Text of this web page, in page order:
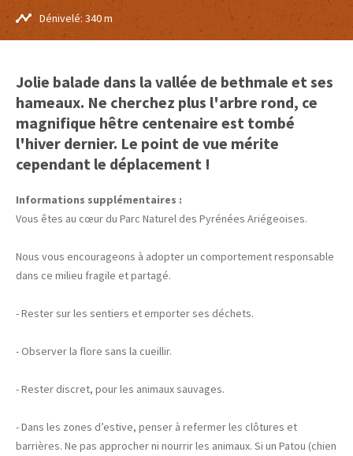
Dénivelé: 340 m
Jolie balade dans la vallée de bethmale et ses
hameaux. Ne cherchez plus l'arbre rond, ce
magnifique hêtre centenaire est tombé
l'hiver dernier. Le point de vue mérite
cependant le déplacement !
Informations supplémentaires :
Vous êtes au cœur du Parc Naturel des Pyrénées Ariégeoises.
Nous vous encourageons à adopter un comportement responsable
dans ce milieu fragile et partagé.
- Rester sur les sentiers et emporter ses déchets.
- Observer la flore sans la cueillir.
- Rester discret, pour les animaux sauvages.
- Dans les zones d’estive, penser à refermer les clôtures et
barrières. Ne pas approcher ni nourrir les animaux. Si un Patou (chien